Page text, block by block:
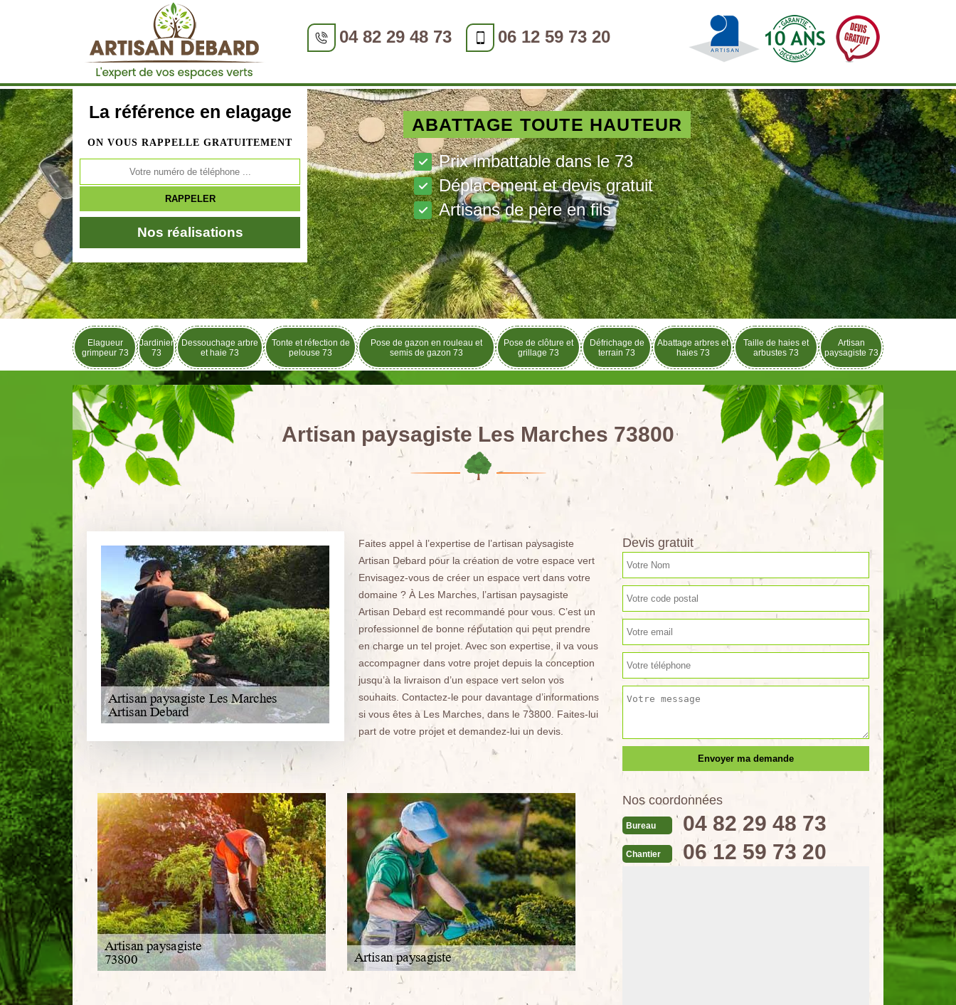
04 82 29 48 73 06 12 59 73 20
La référence en elagage
ON VOUS RAPPELLE GRATUITEMENT
Nos réalisations
ABATTAGE TOUTE HAUTEUR
Prix imbattable dans le 73
Déplacement et devis gratuit
Artisans de père en fils
Elagueur
grimpeur 73
Jardinier
73
Dessouchage arbre
et haie 73
Tonte et réfection de
pelouse 73
Pose de gazon en rouleau et
semis de gazon 73
Pose de clôture et
grillage 73
Défrichage de
terrain 73
Abattage arbres et
haies 73
Taille de haies et
arbustes 73
Artisan
paysagiste 73
Artisan paysagiste Les Marches 73800
Faites appel à l’expertise de l’artisan paysagiste
Artisan Debard pour la création de votre espace vert
Envisagez-vous de créer un espace vert dans votre
domaine ? À Les Marches, l’artisan paysagiste
Artisan Debard est recommandé pour vous. C’est un
professionnel de bonne réputation qui peut prendre
en charge un tel projet. Avec son expertise, il va vous
accompagner dans votre projet depuis la conception
jusqu’à la livraison d’un espace vert selon vos
souhaits. Contactez-le pour davantage d’informations
si vous êtes à Les Marches, dans le 73800. Faites-lui
part de votre projet et demandez-lui un devis.
Devis gratuit
Nos coordonnées
Bureau 04 82 29 48 73
Chantier 06 12 59 73 20